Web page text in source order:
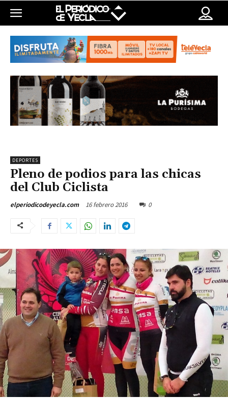
DEPORTES
Pleno de podios para las chicas
del Club Ciclista
elperiodicodeyecla.com 16 febrero 2016 0